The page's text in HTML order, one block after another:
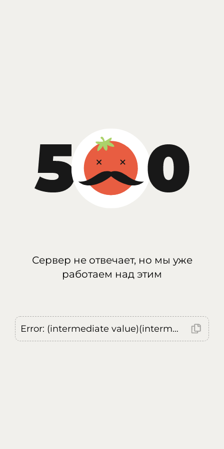
Сервер не отвечает, но мы уже
работаем над этим
Error: (intermediate value)(intermediate value)(intermediate value).replaceAll is not a function